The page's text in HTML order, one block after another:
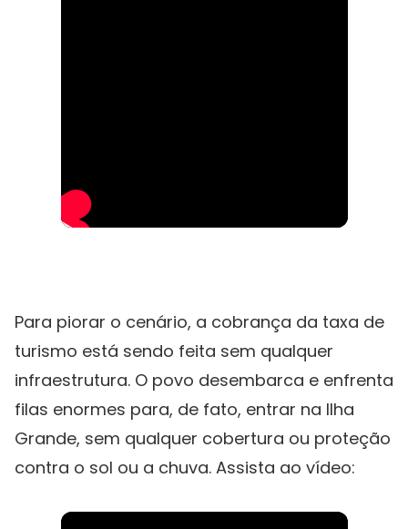
Para piorar o cenário, a cobrança da taxa de
turismo está sendo feita sem qualquer
infraestrutura. O povo desembarca e enfrenta
filas enormes para, de fato, entrar na Ilha
Grande, sem qualquer cobertura ou proteção
contra o sol ou a chuva. Assista ao vídeo: